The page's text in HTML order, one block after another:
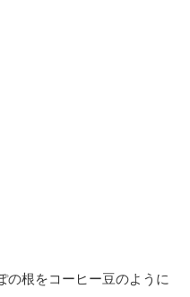
の根をコーヒー豆のように